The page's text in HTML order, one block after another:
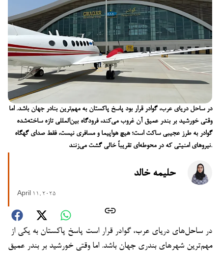
در ساحل دریای عرب، گوادر قرار بود پاسخ پاکستان به مهم‌ترین بنادر جهان باشد. اما
وقتی خورشید بر بندر عمیق آن غروب می‌کند، فرودگاه بین‌المللی تازه ساخته‌شده
گوادر به طرز عجیبی ساکت است؛ هیچ هواپیما و مسافری نیست، فقط صدای گهگاه
نیروهای امنیتی که در محوطه‌ای تقریباً خالی گشت می‌زنند.
حلیمه خالد
April 11, 2025
در ساحل‌های دریای عرب، گوادر قرار است پاسخ پاکستان به یکی از
مهم‌ترین شهرهای بندری جهان باشد. اما وقتی خورشید بر بندر عمیق